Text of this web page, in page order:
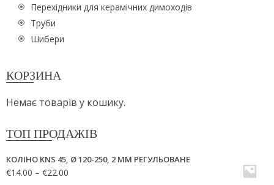
Перехідники для керамічних димоходів
Труби
Шибери
КОРЗИНА
Немає товарів у кошику.
ТОП ПРОДАЖІВ
КОЛІНО KNS 45, Ø 120-250, 2 ММ РЕГУЛЬОВАНЕ
€14.00 – €22.00